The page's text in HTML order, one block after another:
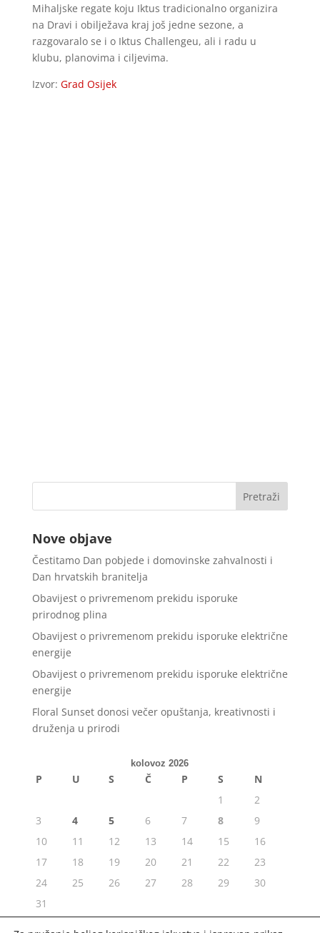
Mihaljske regate koju Iktus tradicionalno organizira
na Dravi i obilježava kraj još jedne sezone, a
razgovaralo se i o Iktus Challengeu, ali i radu u
klubu, planovima i ciljevima.
Izvor: Grad Osijek
Nove objave
Čestitamo Dan pobjede i domovinske zahvalnosti i
Dan hrvatskih branitelja
Obavijest o privremenom prekidu isporuke
prirodnog plina
Obavijest o privremenom prekidu isporuke električne
energije
Obavijest o privremenom prekidu isporuke električne
energije
Floral Sunset donosi večer opuštanja, kreativnosti i
druženja u prirodi
kolovoz 2026
P U S Č P S
N
1
2
3
4 5 6 7 8
9
10
11 12 13 14 15
16
17
18 19 20 21 22
23
24
25 26 27 28 29
30
31
« srp